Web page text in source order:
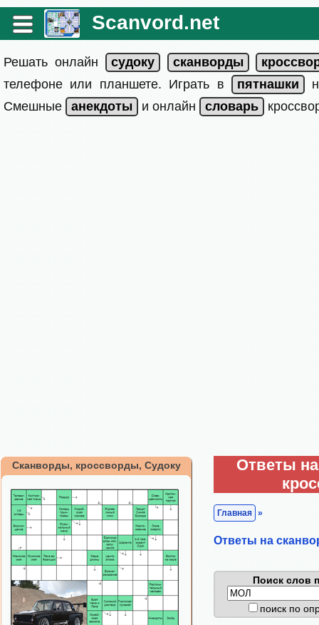
Scanvord.net
Решать онлайн
телефоне или планшете. Играть в
Смешные
и онлайн
Сканворды, кроссворды, Судоку
Ответы
Главная »
Ответы на
Поиск слов
поиск по